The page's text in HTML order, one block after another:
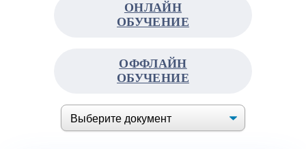
ОНЛАЙН
ОБУЧЕНИЕ
ОФФЛАЙН
ОБУЧЕНИЕ